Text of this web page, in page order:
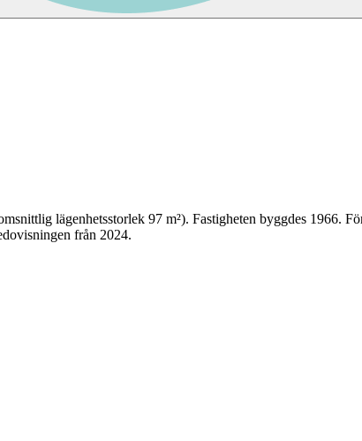
lägenhetsstorlek 97 m²). Fastigheten byggdes 1966.
från 2024.